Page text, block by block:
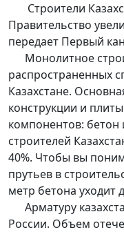
Строители
Правительство
передает Первый
Монолитное
распространенных
Казахстане.
конструкции и
компонентов:
строителей
40%. Чтобы вы
прутьев в
метр бетона уходит
Арматуру
России. Объем